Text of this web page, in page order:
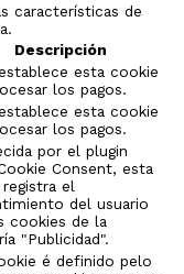
características de
Descripción
esta cookie
los pagos.
esta cookie
los pagos.
por el plugin
Consent, esta
el
del usuario
cookies de la
"Publicidad".
é definido pelo